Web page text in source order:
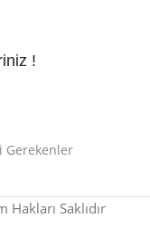
!
Gerekenler
Hakları Saklıdır